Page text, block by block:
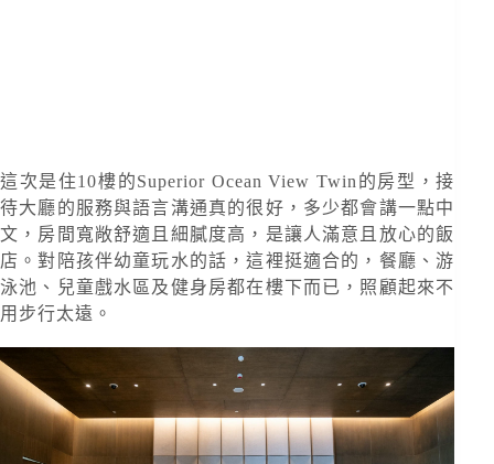
這次是住10樓的Superior Ocean View Twin的房型，接
待大廳的服務與語言溝通真的很好，多少都會講一點中
文，房間寬敞舒適且細膩度高，是讓人滿意且放心的飯
店。對陪孩伴幼童玩水的話，這裡挺適合的，餐廳、游
泳池、兒童戲水區及健身房都在樓下而已，照顧起來不
用步行太遠。